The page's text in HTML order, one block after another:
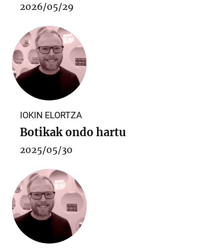
2026/05/29
IOKIN ELORTZA
Botikak ondo hartu
2025/05/30